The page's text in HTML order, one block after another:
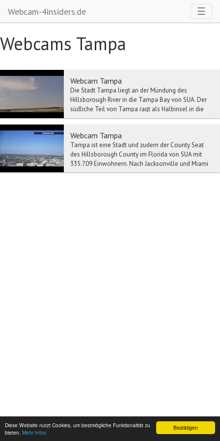
Bestätigen
Diese Website nutzt Cookies, um bestmögliche Funktionalität zu
bieten. Mehr Infos
Webcam-4insiders.de ☰
Webcams Tampa
Webcam Tampa
Die Stadt Tampa liegt an der Mündung des
Hillsborough River in die Tampa Bay von SUA. Der
südliche Teil von Tampa ragt als Halbinsel in die
Bucht h...
Webcam Tampa
Tampa ist eine Stadt und zudem der County Seat
des Hillsborough County im Florida von SUA mit
335.709 Einwohnern. Nach Jacksonville und Miami
ist D...